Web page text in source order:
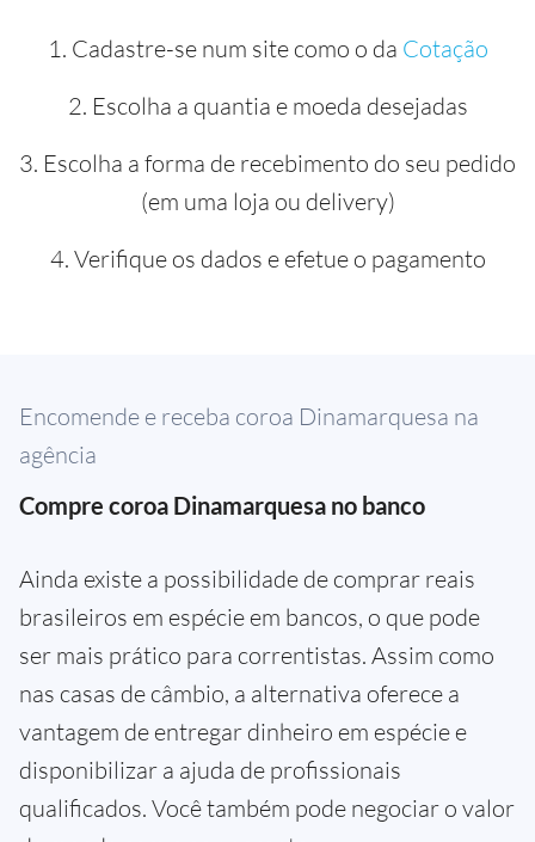
1. Cadastre-se num site como o da Cotação
2. Escolha a quantia e moeda desejadas
3. Escolha a forma de recebimento do seu pedido
(em uma loja ou delivery)
4. Verifique os dados e efetue o pagamento
Encomende e receba coroa Dinamarquesa na
agência
Compre coroa Dinamarquesa no banco
Ainda existe a possibilidade de comprar reais
brasileiros em espécie em bancos, o que pode
ser mais prático para correntistas. Assim como
nas casas de câmbio, a alternativa oferece a
vantagem de entregar dinheiro em espécie e
disponibilizar a ajuda de profissionais
qualificados. Você também pode negociar o valor